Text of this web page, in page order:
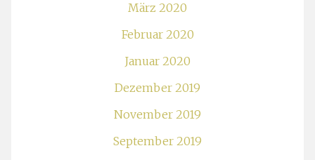
März 2020
Februar 2020
Januar 2020
Dezember 2019
November 2019
September 2019